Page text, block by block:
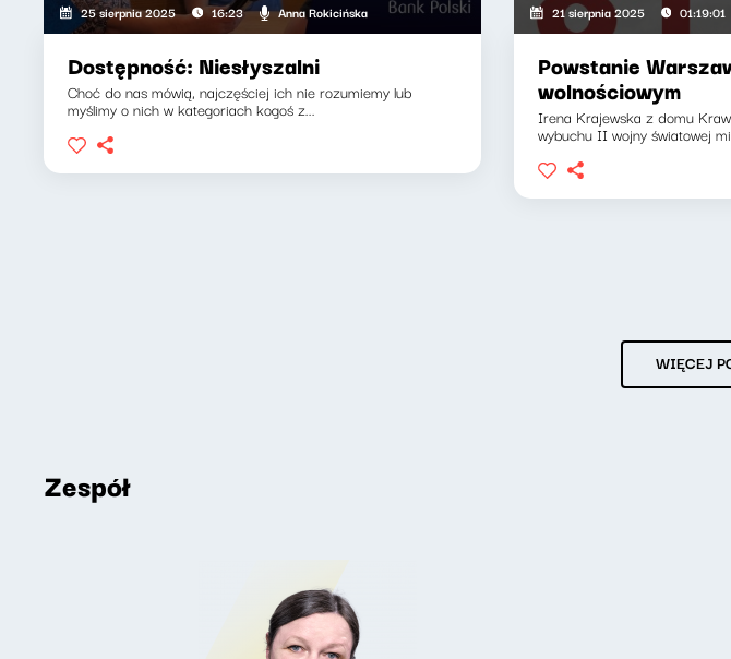
25 sierpnia 2025 16:23 Anna Rokicińska
Dostępność: Niesłyszalni
Choć do nas mówią, najczęściej ich nie rozumiemy lub
myślimy o nich w kategoriach kogoś z...
21 sierpnia 2025 01:19:01
Powstanie
wolnościowym
Irena Krajewska z domu
wybuchu II wojny światowej
WIĘCEJ
Zespół